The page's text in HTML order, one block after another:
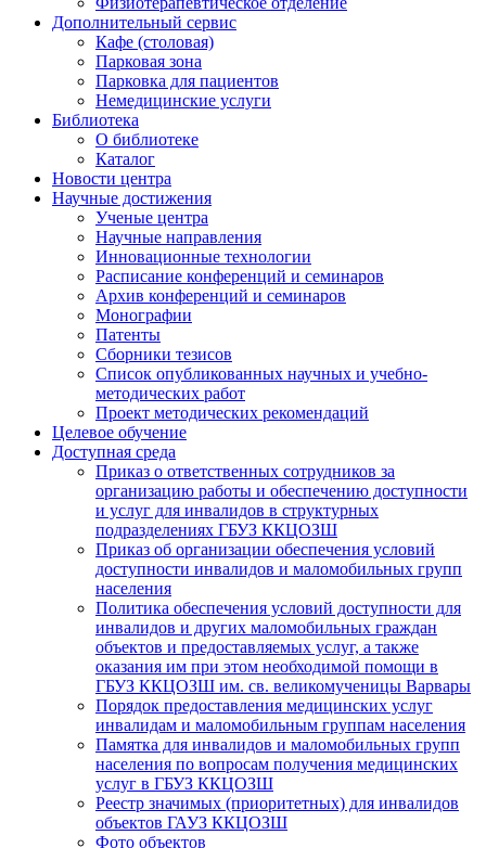
Дополнительный сервис
Кафе (столовая)
Парковая зона
Парковка для пациентов
Немедицинские услуги
Библиотека
О библиотеке
Каталог
Новости центра
Научные достижения
Ученые центра
Научные направления
Инновационные технологии
Расписание конференций и семинаров
Архив конференций и семинаров
Монографии
Патенты
Сборники тезисов
Список опубликованных научных и учебно-
методических работ
Проект методических рекомендаций
Целевое обучение
Доступная среда
Приказ о ответственных сотрудников за
организацию работы и обеспечению доступности
и услуг для инвалидов в структурных
подразделениях ГБУЗ ККЦОЗШ
Приказ об организации обеспечения условий
доступности инвалидов и маломобильных групп
населения
Политика обеспечения условий доступности для
инвалидов и других маломобильных граждан
объектов и предоставляемых услуг, а также
оказания им при этом необходимой помощи в
ГБУЗ ККЦОЗШ им. св. великомученицы Варвары
Порядок предоставления медицинских услуг
инвалидам и маломобильным группам населения
Памятка для инвалидов и маломобильных групп
населения по вопросам получения медицинских
услуг в ГБУЗ ККЦОЗШ
Реестр значимых (приоритетных) для инвалидов
объектов ГАУЗ ККЦОЗШ
Фото объектов